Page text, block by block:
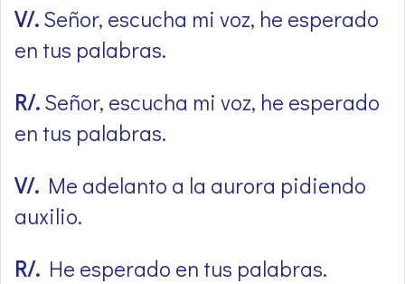
V/.Señor, escucha mi voz, he esperado
en tus palabras.
R/.Señor, escucha mi voz, he esperado
en tus palabras.
V/. Me adelanto a la aurora pidiendo
auxilio.
R/. He esperado en tus palabras.